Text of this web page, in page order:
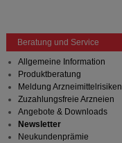
Beratung und Service
Allgemeine Information
Produktberatung
Meldung Arzneimittelrisiken
Zuzahlungsfreie Arzneien
Angebote & Downloads
Newsletter
Neukundenprämie